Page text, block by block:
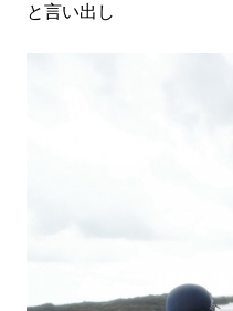
と言い出し